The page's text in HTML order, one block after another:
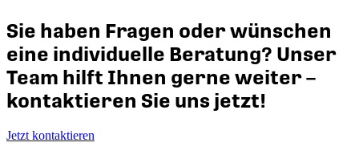
Sie haben Fragen oder wünschen
eine individuelle Beratung? Unser
Team hilft Ihnen gerne weiter –
kontaktieren Sie uns jetzt!
Jetzt kontaktieren